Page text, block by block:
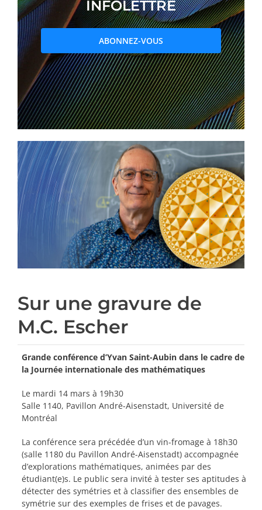
PRIX ET DISTINCTIONS
Recherche
Répertoire
Ressources
Abonnement à l’infolettre
INFOLETTRE
ABONNEZ-VOUS
Sur une gravure de
M.C. Escher
Grande conférence d’Yvan Saint-Aubin dans le cadre de
la Journée internationale des mathématiques
Le mardi 14 mars à 19h30
Salle 1140, Pavillon André-Aisenstadt, Université de
Montréal
La conférence sera précédée d’un vin-fromage à 18h30
(salle 1180 du Pavillon André-Aisenstadt) accompagnée
d’explorations mathématiques, animées par des
étudiant(e)s. Le public sera invité à tester ses aptitudes à
détecter des symétries et à classifier des ensembles de
symétrie sur des exemples de frises et de pavages.